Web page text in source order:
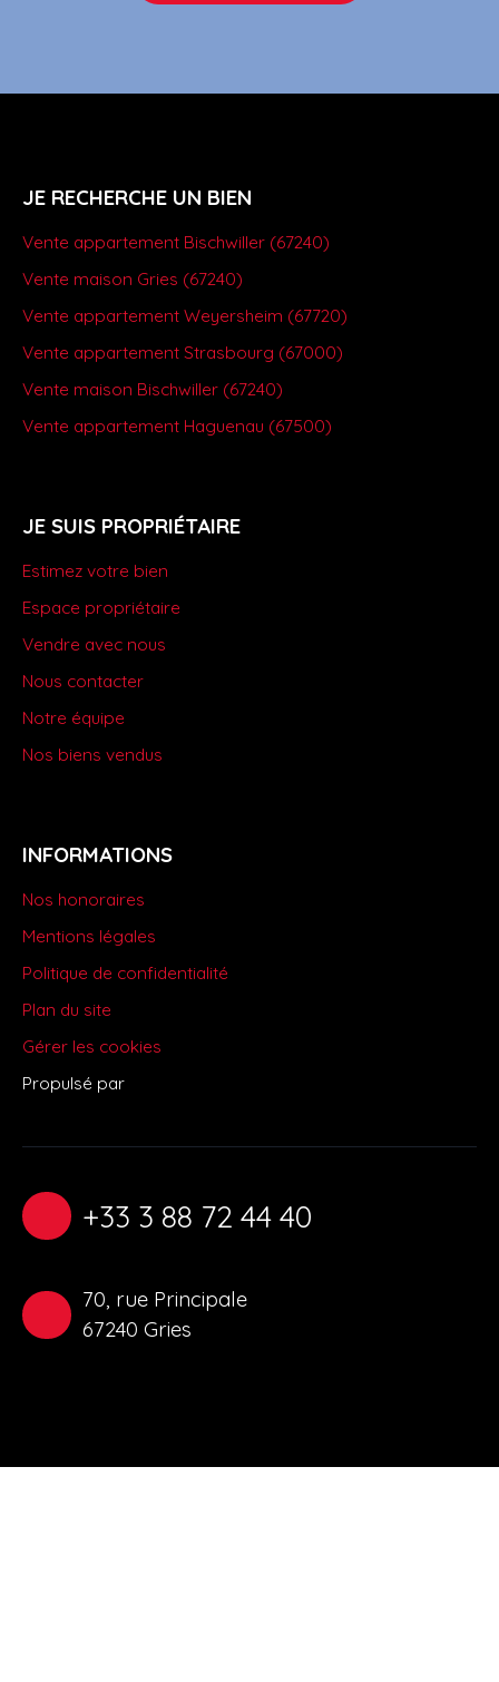
JE RECHERCHE UN BIEN
Vente appartement Bischwiller (67240)
Vente maison Gries (67240)
Vente appartement Weyersheim (67720)
Vente appartement Strasbourg (67000)
Vente maison Bischwiller (67240)
Vente appartement Haguenau (67500)
JE SUIS PROPRIÉTAIRE
Estimez votre bien
Espace propriétaire
Vendre avec nous
Nous contacter
Notre équipe
Nos biens vendus
INFORMATIONS
Nos honoraires
Mentions légales
Politique de confidentialité
Plan du site
Gérer les cookies
Propulsé par
+33 3 88 72 44 40
70, rue Principale
67240 Gries